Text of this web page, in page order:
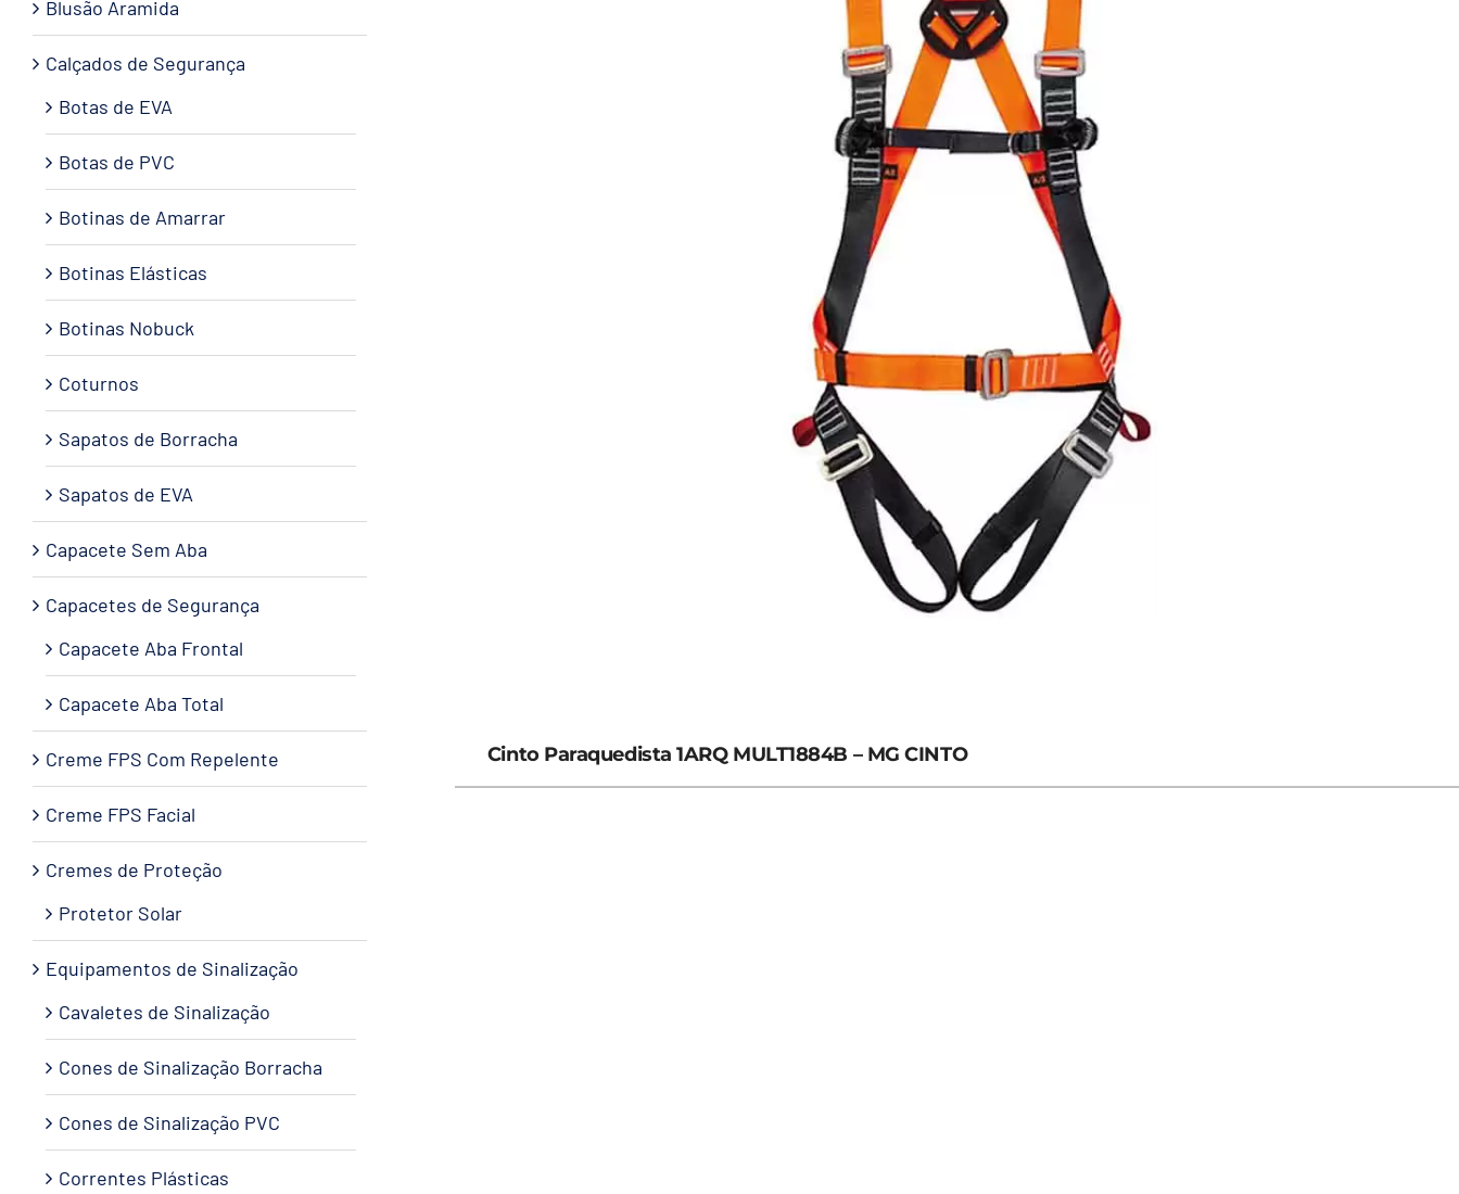
Cinto Paraquedista 1ARQ MULT1884B – MG CINTO
Blusão Aramida
Calçados de Segurança
Botas de EVA
Botas de PVC
Botinas de Amarrar
Botinas Elásticas
Botinas Nobuck
Coturnos
Sapatos de Borracha
Sapatos de EVA
Capacete Sem Aba
Capacetes de Segurança
Capacete Aba Frontal
Capacete Aba Total
Creme FPS Com Repelente
Creme FPS Facial
Cremes de Proteção
Protetor Solar
Equipamentos de Sinalização
Cavaletes de Sinalização
Cones de Sinalização Borracha
Cones de Sinalização PVC
Correntes Plásticas